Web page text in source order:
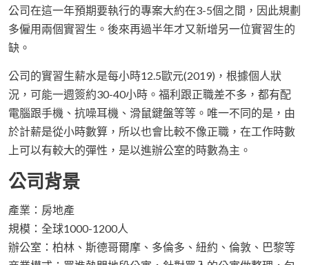
公司在這一年預期要執行的專案大約在3-5個之間，因此規劃
多僱用兩個實習生。後來再過半年才又新增另一位實習生的
缺。
公司的實習生薪水是每小時12.5歐元(2019)，根據個人狀
況，可能一週簽約30-40小時。福利跟正職差不多，都有配
電腦跟手機、抗噪耳機、滑鼠鍵盤等等。唯一不同的是，由
於計薪是從小時數算，所以也會比較不像正職，在工作時數
上可以有較大的彈性，是以進辦公室的時數為主。
公司背景
產業：房地產
規模：全球1000-1200人
辦公室：柏林、斯德哥爾摩、多倫多、紐約、倫敦、巴黎等